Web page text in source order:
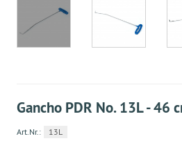
Gancho PDR No. 13L - 46
Art.Nr.: 13L